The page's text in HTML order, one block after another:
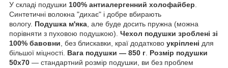
У складі подушки 100% антиалергенний холофайбер.
Синтетичні волокна "дихає" і добре вбирають
вологу. Подушка м'яка, але буде досить пружна (можна
порівняти з пуховою подушкою). Чехол подушки зроблені зі
100% бавовни, без блискавки, краї додатково укріплені для
більшої міцності. Вага подушки — 850 г. Розмір подушки
50х70 — стандартний розмір подушки, ви без проблем